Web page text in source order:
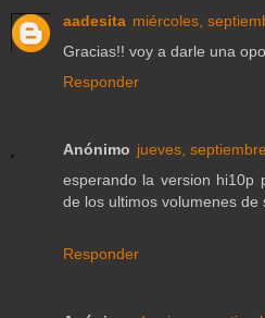
aadesita miércoles,
Gracias!! voy a darle una
Responder
Anónimo jueves,
esperando la version hi10p
de los ultimos volumenes de
Responder